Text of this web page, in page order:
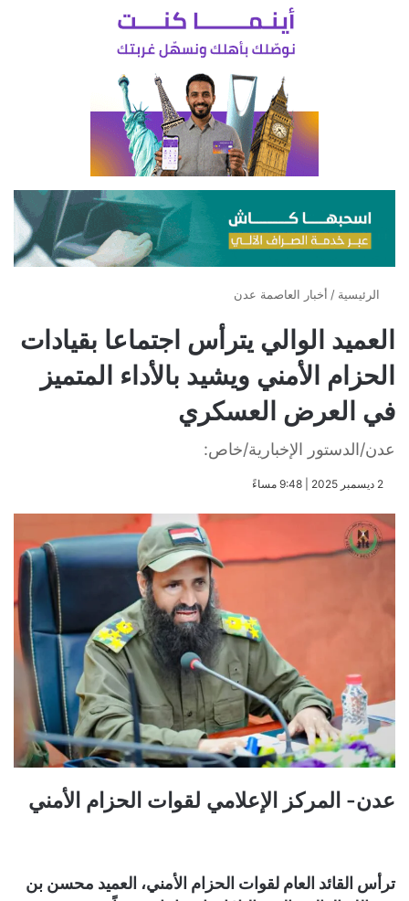
الرئيسية / أخبار العاصمة عدن
العميد الوالي يترأس اجتماعا بقيادات
الحزام الأمني ويشيد بالأداء المتميز
في العرض العسكري
عدن/الدستور الإخبارية/خاص:
​2 ديسمبر 2025 | 9:48 مساءً
عدن- المركز الإعلامي لقوات الحزام الأمني
ترأس القائد العام لقوات الحزام الأمني، العميد محسن بن